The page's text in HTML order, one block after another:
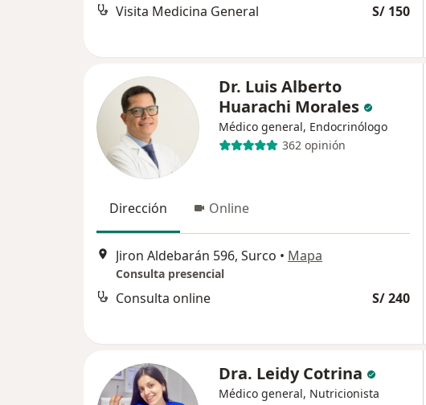
Visita Medicina General S/ 150
Dr. Luis Alberto
Huarachi Morales
Médico general, Endocrinólogo
362 opinión
Dirección Online
Jiron Aldebarán 596, Surco • Mapa
Consulta presencial
Consulta online S/ 240
Dra. Leidy Cotrina
Médico general, Nutricionista